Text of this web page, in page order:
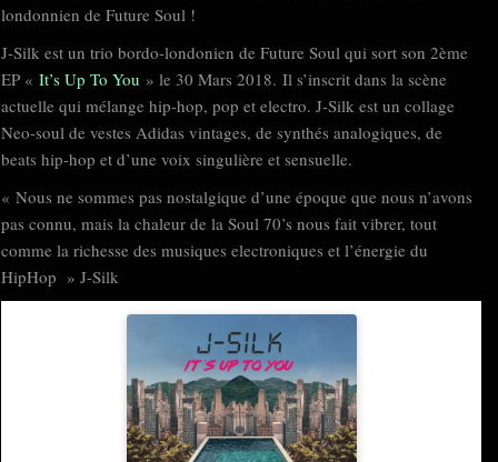
londonnien de Future Soul !
J-Silk est un trio bordo-londonien de Future Soul qui sort son 2ème
EP « It’s Up To You » le 30 Mars 2018. Il s’inscrit dans la scène
actuelle qui mélange hip-hop, pop et electro. J-Silk est un collage
Neo-soul de vestes Adidas vintages, de synthés analogiques, de
beats hip-hop et d’une voix singulière et sensuelle.
« Nous ne sommes pas nostalgique d’une époque que nous n’avons
pas connu, mais la chaleur de la Soul 70’s nous fait vibrer, tout
comme la richesse des musiques electroniques et l’énergie du
HipHop » J-Silk